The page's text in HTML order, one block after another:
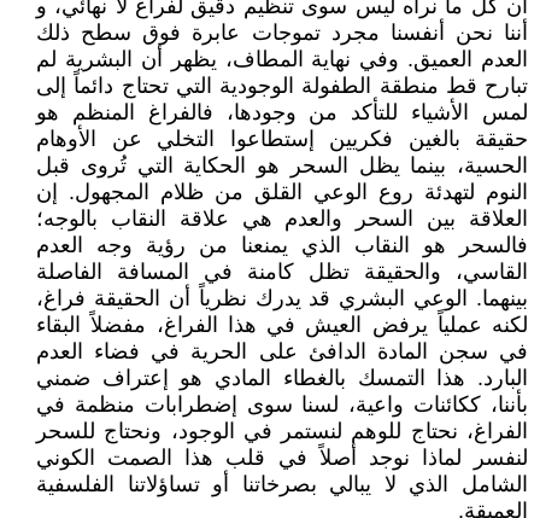
أن كل ما نراه ليس سوى تنظيم دقيق لفراغ لا نهائي، و
أننا نحن أنفسنا مجرد تموجات عابرة فوق سطح ذلك
العدم العميق. وفي نهاية المطاف، يظهر أن البشرية لم
تبارح قط منطقة الطفولة الوجودية التي تحتاج دائماً إلى
لمس الأشياء للتأكد من وجودها، فالفراغ المنظم هو
حقيقة بالغين فكريين إستطاعوا التخلي عن الأوهام
الحسية، بينما يظل السحر هو الحكاية التي تُروى قبل
النوم لتهدئة روع الوعي القلق من ظلام المجهول. إن
العلاقة بين السحر والعدم هي علاقة النقاب بالوجه؛
فالسحر هو النقاب الذي يمنعنا من رؤية وجه العدم
القاسي، والحقيقة تظل كامنة في المسافة الفاصلة
بينهما. الوعي البشري قد يدرك نظرياً أن الحقيقة فراغ،
لكنه عملياً يرفض العيش في هذا الفراغ، مفضلاً البقاء
في سجن المادة الدافئ على الحرية في فضاء العدم
البارد. هذا التمسك بالغطاء المادي هو إعتراف ضمني
بأننا، ككائنات واعية، لسنا سوى إضطرابات منظمة في
الفراغ، نحتاج للوهم لنستمر في الوجود، ونحتاج للسحر
لنفسر لماذا نوجد أصلاً في قلب هذا الصمت الكوني
الشامل الذي لا يبالي بصرخاتنا أو تساؤلاتنا الفلسفية
العميقة.